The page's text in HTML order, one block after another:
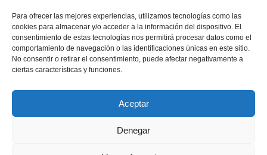
Para ofrecer las mejores experiencias, utilizamos tecnologías como las
cookies para almacenar y/o acceder a la información del dispositivo. El
consentimiento de estas tecnologías nos permitirá procesar datos como el
comportamiento de navegación o las identificaciones únicas en este sitio.
No consentir o retirar el consentimiento, puede afectar negativamente a
ciertas características y funciones.
Aceptar
Denegar
EPI | CICLE B- XX
DIUMENGE DE DURANT
L’ANY